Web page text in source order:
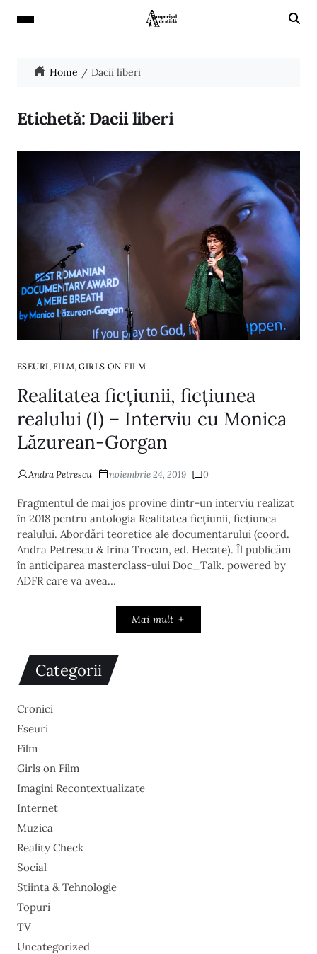
Home Dacii liberi
Etichetă: Dacii liberi
ESEURI, FILM,GIRLS ON FILM
Realitatea ficțiunii, ficțiunea
realului (I) – Interviu cu Monica
Lăzurean-Gorgan
Andra Petrescu noiembrie 24, 2019 0
Fragmentul de mai jos provine dintr-un interviu realizat
în 2018 pentru antologia Realitatea ficțiunii, ficțiunea
realului. Abordări teoretice ale documentarului (coord.
Andra Petrescu & Irina Trocan, ed. Hecate). Îl publicăm
în anticiparea masterclass-ului Doc_Talk. powered by
ADFR care va avea…
Mai mult
Categorii
Cronici
Eseuri
Film
Girls on Film
Imagini Recontextualizate
Internet
Muzica
Reality Check
Social
Stiinta & Tehnologie
Topuri
TV
Uncategorized